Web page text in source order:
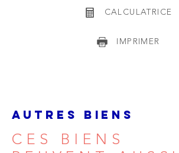
CALCULATRICE
IMPRIMER
AUTRES BIENS
CES BIENS